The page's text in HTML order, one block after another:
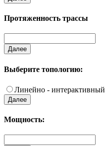
Протяженность трассы
Далее
Выберите топологию:
Линейно - интерактивный
Далее
Мощность: